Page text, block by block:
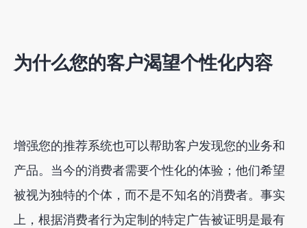
为什么您的客户渴望个性化内容
增强您的推荐系统也可以帮助客户发现您的业务和
产品。当今的消费者需要个性化的体验；他们希望
被视为独特的个体，而不是不知名的消费者。事实
上，根据消费者行为定制的特定广告被证明是最有